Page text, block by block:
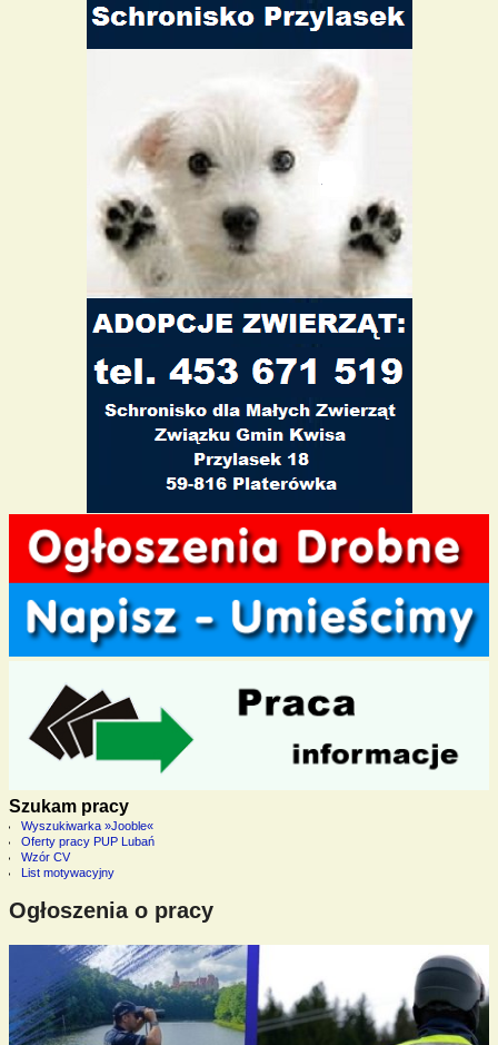
Szukam pracy
Wyszukiwarka »Jooble«
Oferty pracy PUP Lubań
Wzór CV
List motywacyjny
Ogłoszenia o pracy